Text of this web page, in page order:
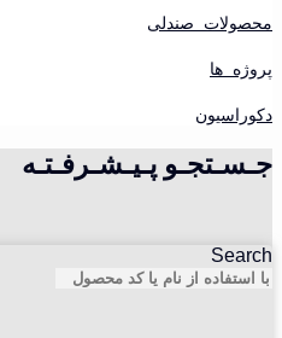
محصولات صندلی
پروژه ها
دکوراسیون
جـسـتجـو پـیـشـرفـتـه
Search